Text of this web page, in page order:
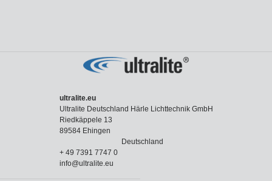
ultralite.eu
Ultralite Deutschland Härle Lichttechnik GmbH
Riedkäppele 13
89584 Ehingen
Deutschland
+ 49 7391 7747 0
info@ultralite.eu